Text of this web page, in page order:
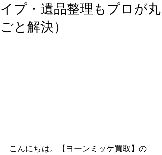
イプ・遺品整理もプロが丸
ごと解決）
こんにちは。【ヨーンミッケ買取】の